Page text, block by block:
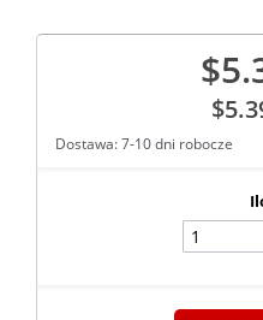
Dostawa: 7-10 dni robocze